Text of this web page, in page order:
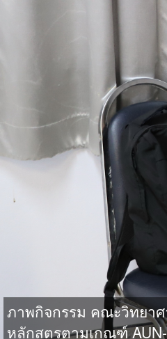
ภาพกิจกรรม คณะวิทยาศ
หลักสูตรตามเกณฑ์